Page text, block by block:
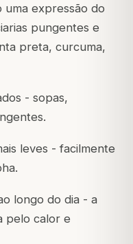
uma expressão do
pungentes e
preta, curcuma,
- sopas,
leves - facilmente
longo do dia - a
pelo calor e